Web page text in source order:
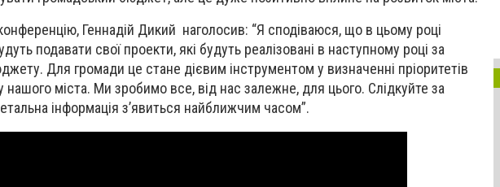
Геннадій Дикий наголосив: “Я сподіваюся, що в цьому році
подавати свої проекти, які будуть реалізовані в наступному році за
Для громади це стане дієвим інструментом у визначенні пріоритетів
нашого міста. Ми зробимо все, від нас залежне, для цього. Слідкуйте за
інформація з’явиться найближчим часом”.